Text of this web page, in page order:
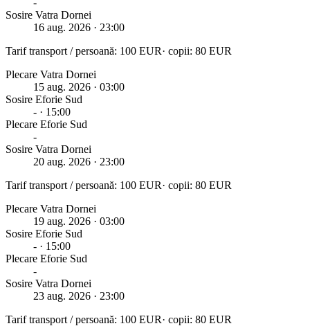
-
Sosire Vatra Dornei
16 aug. 2026 · 23:00
Tarif transport / persoană: 100 EUR· copii: 80 EUR
Plecare Vatra Dornei
15 aug. 2026 · 03:00
Sosire Eforie Sud
- · 15:00
Plecare Eforie Sud
-
Sosire Vatra Dornei
20 aug. 2026 · 23:00
Tarif transport / persoană: 100 EUR· copii: 80 EUR
Plecare Vatra Dornei
19 aug. 2026 · 03:00
Sosire Eforie Sud
- · 15:00
Plecare Eforie Sud
-
Sosire Vatra Dornei
23 aug. 2026 · 23:00
Tarif transport / persoană: 100 EUR· copii: 80 EUR